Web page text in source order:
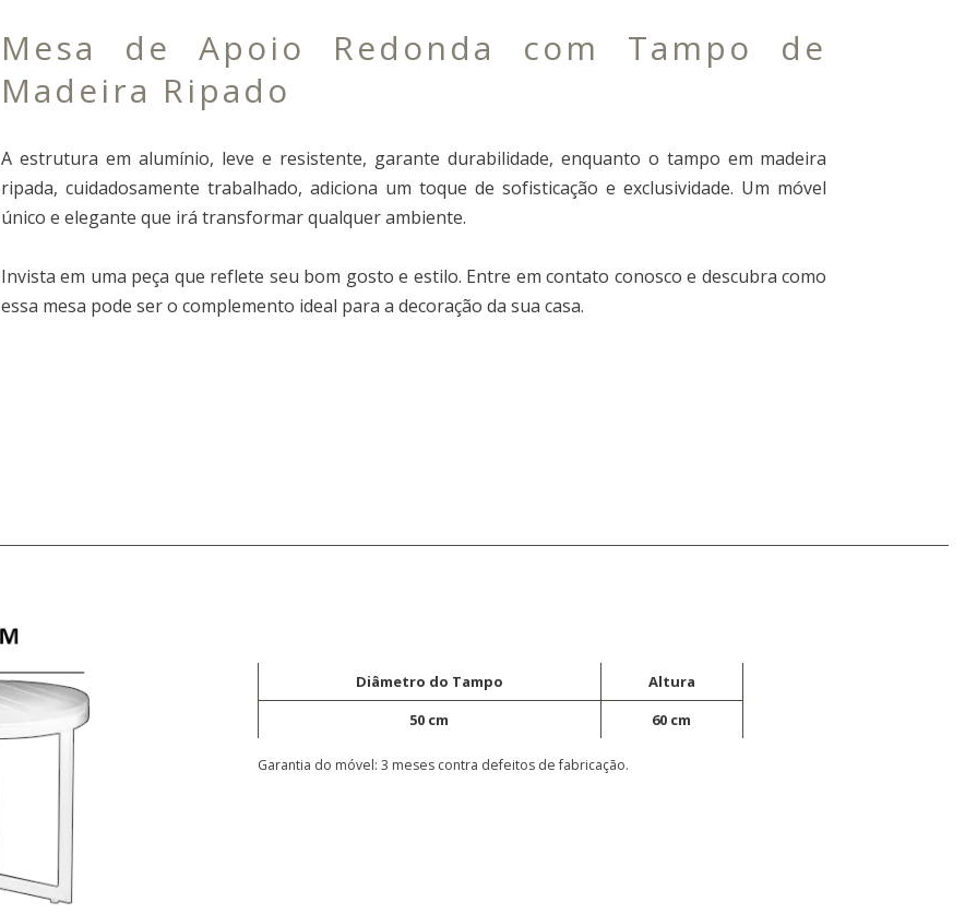
Mesa de Apoio Redonda com Tampo de
Madeira Ripado
A estrutura em alumínio, leve e resistente, garante durabilidade, enquanto o tampo em madeira
ripada, cuidadosamente trabalhado, adiciona um toque de sofisticação e exclusividade. Um móvel
único e elegante que irá transformar qualquer ambiente.
Invista em uma peça que reflete seu bom gosto e estilo. Entre em contato conosco e descubra como
essa mesa pode ser o complemento ideal para a decoração da sua casa.
Diâmetro do Tampo
Altura
50 cm
60 cm
Garantia do móvel: 3 meses contra defeitos de fabricação.